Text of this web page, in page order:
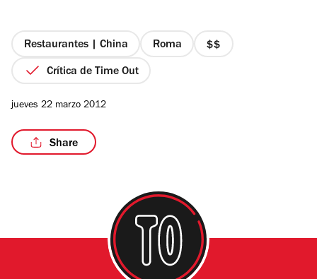
estrellas
Restaurantes | China Roma
precio
Crítica de Time Out
jueves 22 marzo 2012
Share